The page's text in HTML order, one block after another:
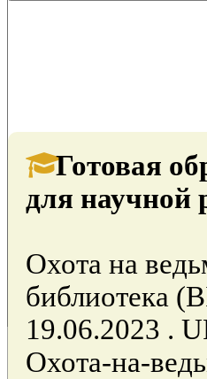
Готовая
для научной
Охота на
библиотека
19.06.2023 .
Охота-на-